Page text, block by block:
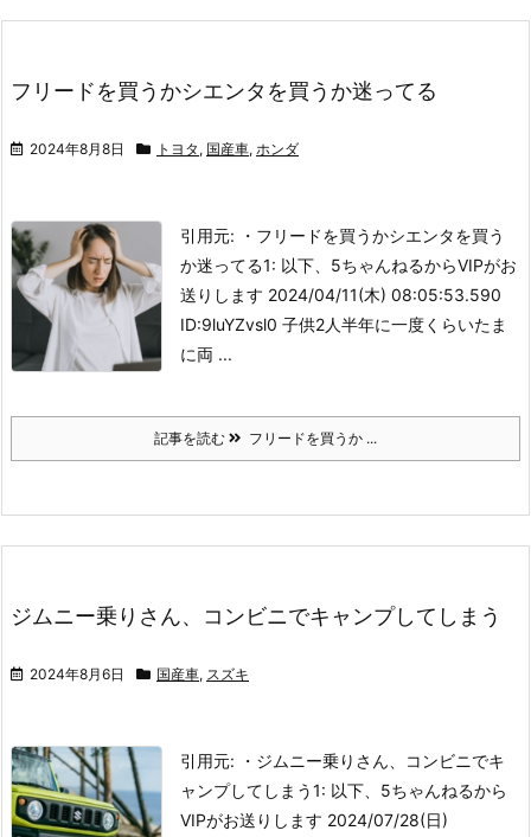
フリードを買うかシエンタを買うか迷ってる
2024年8月8日 トヨタ , 国産車, ホンダ
引用元: ・フリードを買うかシエンタを買う
か迷ってる1: 以下、5ちゃんねるからVIPがお
送りします 2024/04/11(木) 08:05:53.590
ID:9luYZvsl0 子供2人半年に一度くらいたま
に両 ...
記事を読む フリードを買うか ...
ジムニー乗りさん、コンビニでキャンプしてしまう
2024年8月6日 国産車, スズキ
引用元: ・ジムニー乗りさん、コンビニでキ
ャンプしてしまう1: 以下、5ちゃんねるから
VIPがお送りします 2024/07/28(日)